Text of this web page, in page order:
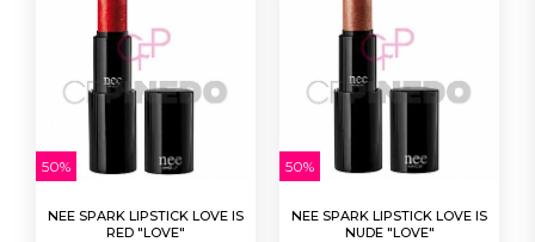
50%
NEE SPARK LIPSTICK LOVE IS
RED "LOVE"
50%
NEE SPARK LIPSTICK LOVE IS
NUDE "LOVE"